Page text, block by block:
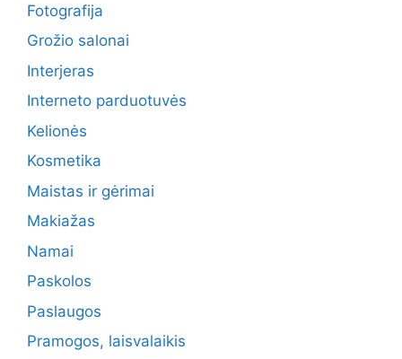
Fotografija
Grožio salonai
Interjeras
Interneto parduotuvės
Kelionės
Kosmetika
Maistas ir gėrimai
Makiažas
Namai
Paskolos
Paslaugos
Pramogos, laisvalaikis